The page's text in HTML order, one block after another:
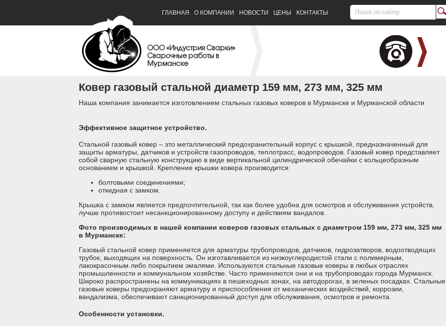
ГЛАВНАЯ О КОМПАНИИ НОВОСТИ ЦЕНЫ КОНТАКТЫ
ООО «Индустрия Сварки»
Сварочные работы в
Мурманске
Ковер газовый стальной диаметр 159 мм, 273 мм, 325 мм
Наша компания занимается изготовлением стальных газовых коверов в Мурманске и Мурманской области
Эффективное защитное устройство.
Стальной газовый ковер – это металлический предохранительный корпус с крышкой, предназначенный для
защиты арматуры, датчиков и устройств газопроводов, теплотрасс, водопроводов. Газовый ковер представляет
собой сварную стальную конструкцию в виде вертикальной цилиндрической обечайки с кольцеобразным
основанием и крышкой. Крепление крышки ковера производится:
болтовыми соединениями;
откидная с замком.
Крышка с замком является предпочтительной, так как более удобна для осмотров и обслуживания устройств,
лучше противостоит несанкционированному доступу и действиям вандалов.
Фото производимых в нашей компании коверов газовых стальных с диаметром 159 мм, 273 мм, 325 мм
в Мурманске:
Газовый стальной ковер применяется для арматуры трубопроводов, датчиков, гидрозатворов, водоотводящих
трубок, выходящих на поверхность. Он изготавливается из низкоуглеродистой стали с полимерным,
лакокрасочным либо покрытием эмалями. Используются стальные газовые коверы в любых отраслях
промышленности и коммунальном хозяйстве. Часто применяются они и на трубопроводах города Мурманск.
Широко распространены на коммуникациях в пешеходных зонах, на автодорогах, в зеленых посадках. Стальные
газовые коверы предохраняют арматуру и приспособления от механических воздействий, коррозии,
вандализма, обеспечивают санкционированный доступ для обслуживания, осмотров и ремонта.
Особенности установки.